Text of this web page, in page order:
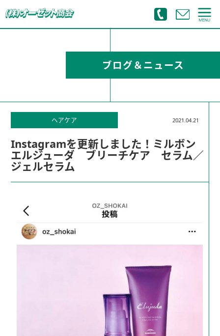
ブログ＆ニュース
ヘアケア 2021.04.21
Instagramを更新しました！ミルボン
エルジューダ ブリーチケア セラム／
ジェルセラム